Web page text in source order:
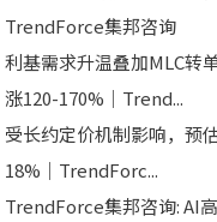
TrendForce集邦咨询
利基需求升温叠加MLC转
涨120-170%｜Trend...
受长约定价机制影响，预
18%｜TrendForc...
TrendForce集邦咨询: AI